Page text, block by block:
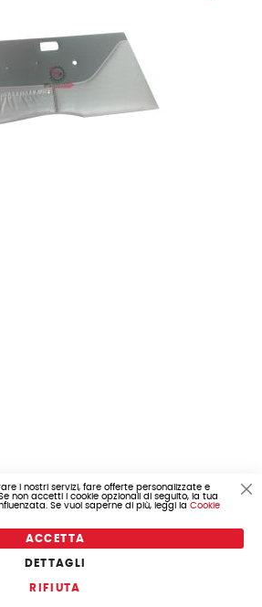
SINISTRA PORTER
i nostri servizi, fare offerte personalizzate e
non accetti i cookie opzionali di seguito, la tua
Se vuoi saperne di più, leggi la Cookie
ACCETTA
DETTAGLI
RIFIUTA